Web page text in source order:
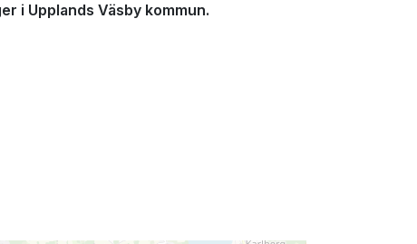
i Upplands Väsby kommun.